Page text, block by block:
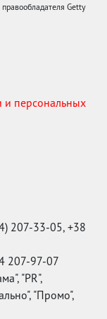
Getty
и персональных
207-33-05, +38
207-97-07
"PR",
"Промо",